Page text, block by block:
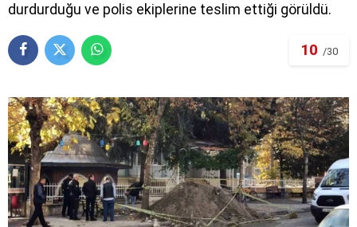
durdurduğu ve polis ekiplerine teslim ettiği görüldü.
10 /30